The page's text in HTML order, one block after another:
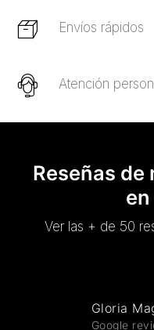
Envíos rápidos
Atención
Reseñas
Ver las + de 50
Gloria
Google